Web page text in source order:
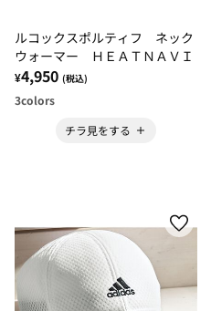
ルコックスポルティフ ネック
ウォーマー ＨＥＡＴＮＡＶＩ
¥4,950 (税込)
3colors
チラ見をする